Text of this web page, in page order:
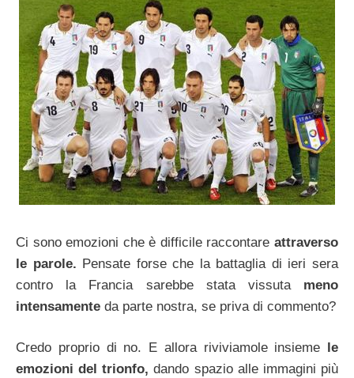
Ci sono emozioni che è difficile raccontare attraverso
le parole. Pensate forse che la battaglia di ieri sera
contro la Francia sarebbe stata vissuta meno
intensamente da parte nostra, se priva di commento?
Credo proprio di no. E allora riviviamole insieme
le
emozioni del trionfo,dando spazio alle immagini più